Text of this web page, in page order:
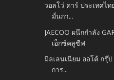
วอลโว่ คาร์ ประเทศไ
มั่นกา...
JAECOO ผนึกกำลัง
เอ็กซ์คลูซีฟ
มิลเลนเนียม ออโต้ กรุ๊
การ...